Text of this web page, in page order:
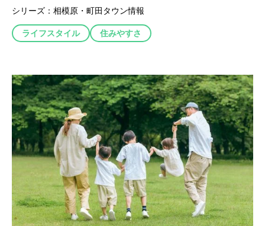
シリーズ： 相模原・町田タウン情報
ライフスタイル 住みやすさ